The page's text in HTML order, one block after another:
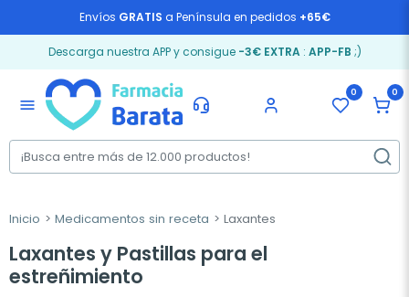
Envíos GRATIS a Península en pedidos +65€
Descarga nuestra APP y consigue -3€ EXTRA: APP-FB ;)
menu
0 0
Inicio Medicamentos sin receta Laxantes
Laxantes y Pastillas para el
estreñimiento